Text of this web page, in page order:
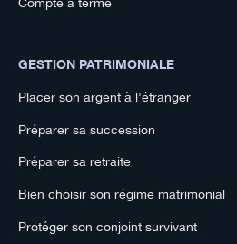
GESTION PATRIMONIALE
Placer son argent à l'étranger
Préparer sa succession
Préparer sa retraite
Bien choisir son régime matrimonial
Protéger son conjoint survivant